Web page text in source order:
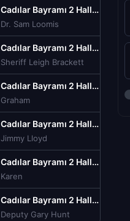
Cadılar Bayramı 2 Halloween II Tr Dublaj izle (1981)
Dr. Sam Loomis
Cadılar Bayramı 2 Halloween II Tr Dublaj izle (1981)
Sheriff Leigh Brackett
Cadılar Bayramı 2 Halloween II Tr Dublaj izle (1981)
Graham
Cadılar Bayramı 2 Halloween II Tr Dublaj izle (1981)
Jimmy Lloyd
Cadılar Bayramı 2 Halloween II Tr Dublaj izle (1981)
Karen
Cadılar Bayramı 2 Halloween II Tr Dublaj izle (1981)
Deputy Gary Hunt